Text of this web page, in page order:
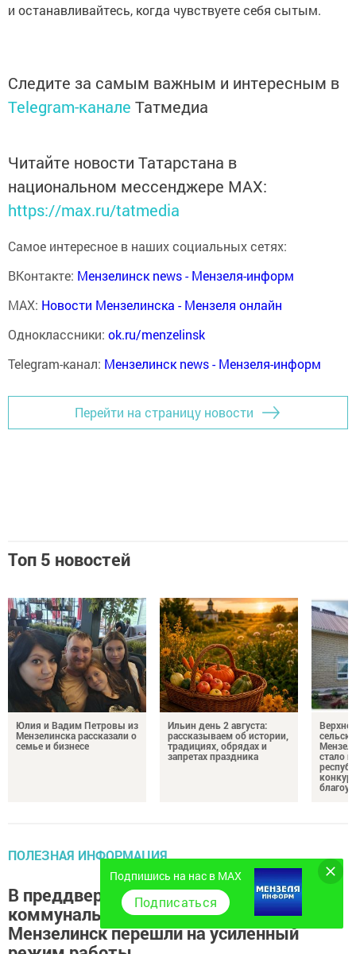
и останавливайтесь, когда чувствуете себя сытым.
Следите за самым важным и интересным в
Telegram-канале Татмедиа
Читайте новости Татарстана в
национальном мессенджере MАХ:
https://max.ru/tatmedia
Самое интересное в наших социальных сетях:
ВКонтакте: Мензелинск news - Мензеля-информ
MAX: Новости Мензелинска - Мензеля онлайн
Одноклассники: ok.ru/menzelinsk
Telegram-канал: Мензелинск news - Мензеля-информ
Перейти на страницу новости
Топ 5 новостей
Юлия и Вадим Петровы из
Мензелинска рассказали о
семье и бизнесе
Ильин день 2 августа:
рассказываем об истории,
традициях, обрядах и
запретах праздника
стало
ПОЛЕЗНАЯ ИНФОРМАЦИЯ
В преддверии Нового года
коммунальные службы города
Мензелинск перешли на усиленный
Подпишись на нас в MAX
Подписаться